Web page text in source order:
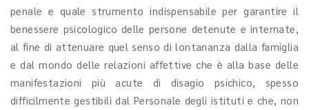
penale e quale strumento indispensabile per garantire il
benessere psicologico delle persone detenute e internate,
al fine di attenuare quel senso di lontananza dalla famiglia
e dal mondo delle relazioni affettive che è alla base delle
manifestazioni più acute di disagio psichico, spesso
difficilmente gestibili dal Personale degli istituti e che, non